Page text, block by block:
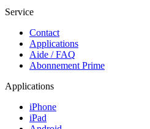
Service
Contact
Applications
Aide / FAQ
Abonnement Prime
Applications
iPhone
iPad